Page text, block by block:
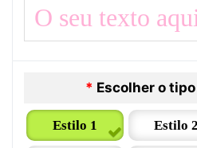
* Escolher o
Estilo 1 Estilo 2